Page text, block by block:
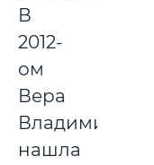
В
2012-
ом
Вера
Владимировна
нашла